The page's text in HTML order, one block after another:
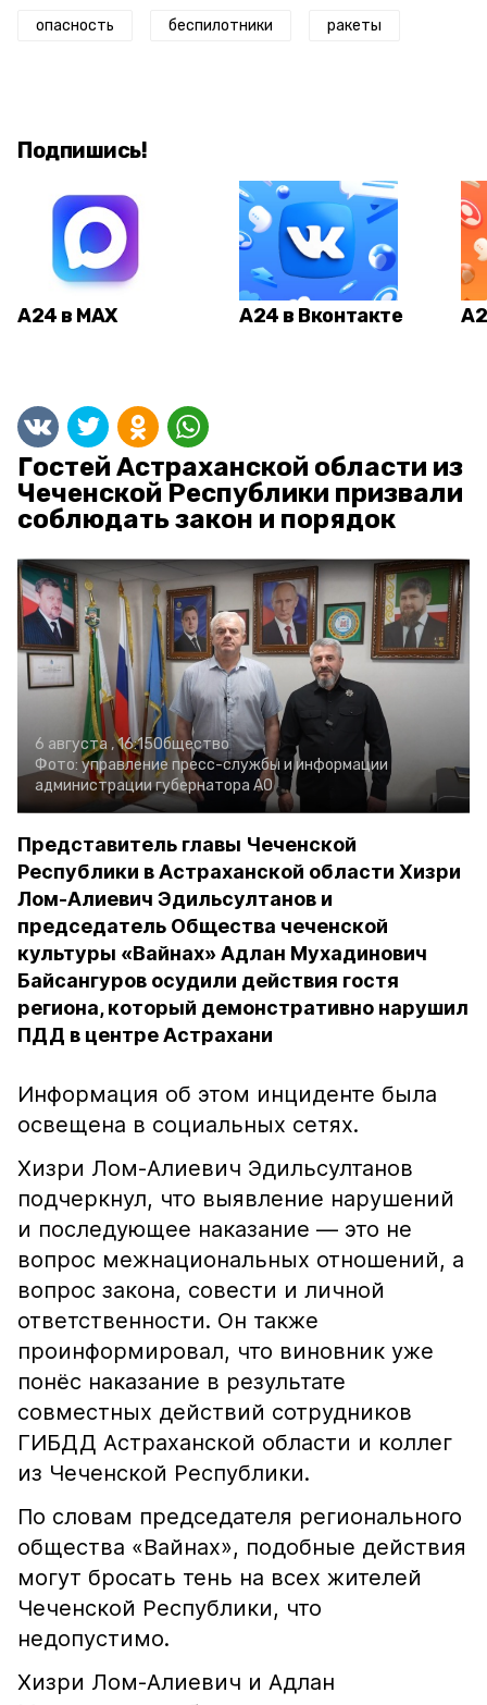
опасность беспилотники ракеты
Подпишись!
А24 в MAX А24 в Вконтакте
Гостей Астраханской области из
Чеченской Республики призвали
соблюдать закон и порядок
6 августа , 16:15Общество
Фото: управление пресс-службы и информации
администрации губернатора АО
Представитель главы Чеченской
Республики в Астраханской области Хизри
Лом-Алиевич Эдильсултанов и
председатель Общества чеченской
культуры «Вайнах» Адлан Мухадинович
Байсангуров осудили действия гостя
региона, который демонстративно нарушил
ПДД в центре Астрахани
Информация об этом инциденте была
освещена в социальных сетях.
Хизри Лом-Алиевич Эдильсултанов
подчеркнул, что выявление нарушений
и последующее наказание — это не
вопрос межнациональных отношений, а
вопрос закона, совести и личной
ответственности. Он также
проинформировал, что виновник уже
понёс наказание в результате
совместных действий сотрудников
ГИБДД Астраханской области и коллег
из Чеченской Республики.
По словам председателя регионального
общества «Вайнах», подобные действия
могут бросать тень на всех жителей
Чеченской Республики, что
недопустимо.
Хизри Лом-Алиевич и Адлан